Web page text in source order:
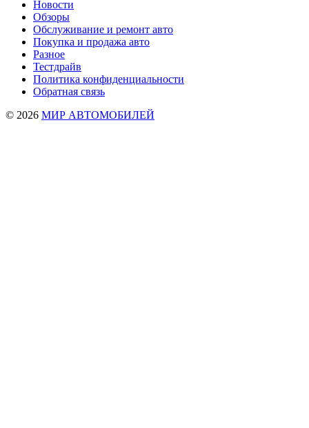
Новости
Обзоры
Обслуживание и ремонт авто
Покупка и продажа авто
Разное
Тестдрайв
Политика конфиденциальности
Обратная связь
© 2026 МИР АВТОМОБИЛЕЙ